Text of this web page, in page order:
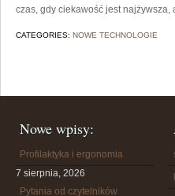
czas, gdy ciekawość jest
CATEGORIES: NOWE TECHNOLOGIE
Nowe wpisy:
Profilaktyka i ergonomia
7 sierpnia, 2026
Pytania od czytelników